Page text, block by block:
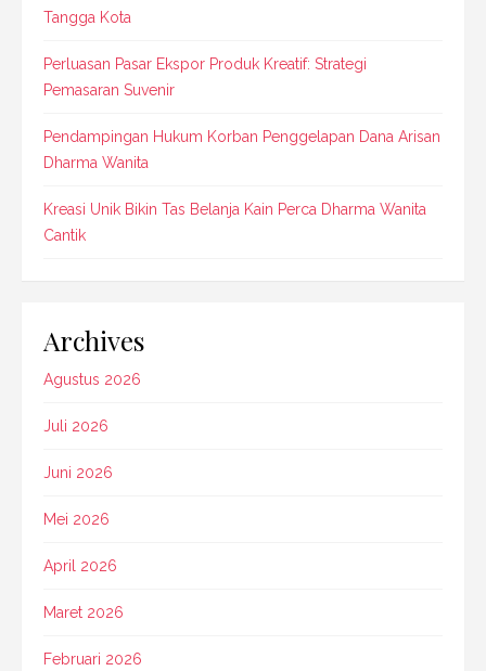
Tangga Kota
Perluasan Pasar Ekspor Produk Kreatif: Strategi
Pemasaran Suvenir
Pendampingan Hukum Korban Penggelapan Dana Arisan
Dharma Wanita
Kreasi Unik Bikin Tas Belanja Kain Perca Dharma Wanita
Cantik
Archives
Agustus 2026
Juli 2026
Juni 2026
Mei 2026
April 2026
Maret 2026
Februari 2026